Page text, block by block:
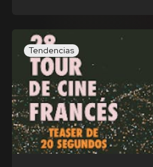
Tendencias